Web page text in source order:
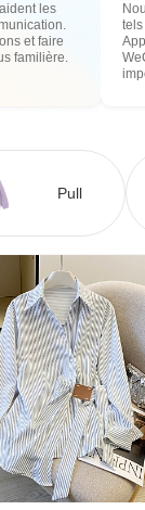
les
et faire
familière.
Pull